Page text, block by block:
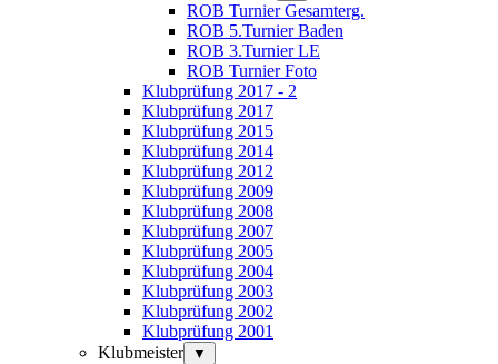
ROB Turnier Gesamterg.
ROB 5.Turnier Baden
ROB 3.Turnier LE
ROB Turnier Foto
Klubprüfung 2017 - 2
Klubprüfung 2017
Klubprüfung 2015
Klubprüfung 2014
Klubprüfung 2012
Klubprüfung 2009
Klubprüfung 2008
Klubprüfung 2007
Klubprüfung 2005
Klubprüfung 2004
Klubprüfung 2003
Klubprüfung 2002
Klubprüfung 2001
Klubmeister
▼